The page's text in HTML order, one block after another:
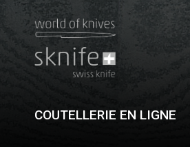
COUTELLERIE EN LIGNE